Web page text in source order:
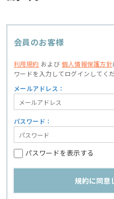
会員のお客様
利用規約 および個人情報保護方針
ワードを入力してログインしてくだ
メールアドレス：
パスワード：
パスワードを表示する